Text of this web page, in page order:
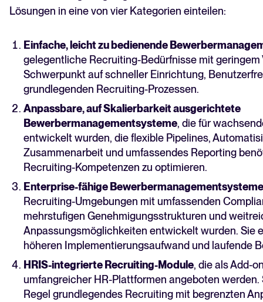
Lösungen in eine von vier Kategorien einteilen:
Einfache, leicht zu bedienende
gelegentliche Recruiting-Bedürfnisse mit geringem
Schwerpunkt auf schneller Einrichtung,
grundlegenden Recruiting-Prozessen.
Anpassbare, auf Skalierbarkeit ausgerichtete
Bewerbermanagementsysteme, die für
entwickelt wurden, die flexible Pipelines,
Zusammenarbeit und umfassendes Reporting
Recruiting-Kompetenzen zu optimieren.
Enterprise-fähige Bewerbermanagementsysteme
Recruiting-Umgebungen mit umfassenden
mehrstufigen Genehmigungsstrukturen und
Anpassungsmöglichkeiten entwickelt wurden. Sie
höheren Implementierungsaufwand und laufende
HRIS-integrierte Recruiting-Module, die als Add-
umfangreicher HR-Plattformen angeboten
Regel grundlegendes Recruiting mit begrenzten